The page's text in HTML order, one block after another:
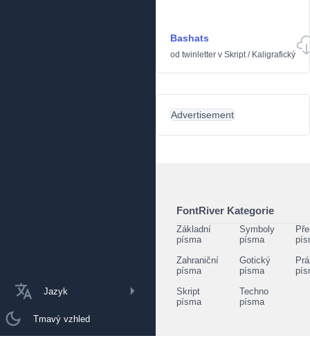
Jazyk
Tmavý vzhled
Bashats
od twinletter v Skript/ Kaligrafický
Advertisement
FontRiver Kategorie
Základní
písma
Symboly
písma
Zahraniční
písma
Gotický
písma
Skript
písma
Techno
písma